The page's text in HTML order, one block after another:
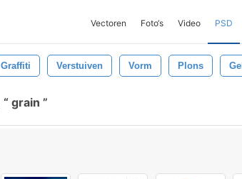
Vectoren Foto‘s Video PSD
Graffiti Verstuiven Vorm Plons
grain